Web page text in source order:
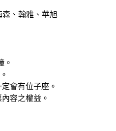
森、翰雅、華旭
。
會有位子座。
容之權益。